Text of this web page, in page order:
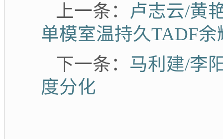
上一条： 卢志云/黄
单模室温持久TADF
下一条： 马利建/李
度分化